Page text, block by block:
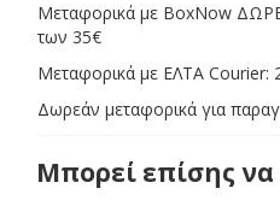
Μεταφορικά με BoxNow
των 35€
Μεταφορικά με ΕΛΤΑ Courier:
Δωρεάν μεταφορικά για
Μπορεί επίσης